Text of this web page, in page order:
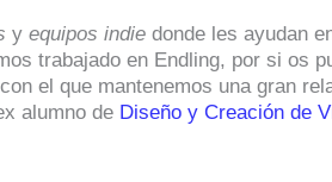
y equipos indie donde les ayudan
trabajado en Endling, por si os
el que mantenemos una gran
alumno de Diseño y Creación de